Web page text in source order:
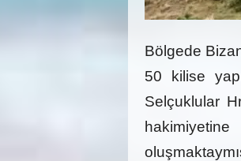
Bölgede
50 kilise
Selçuklular